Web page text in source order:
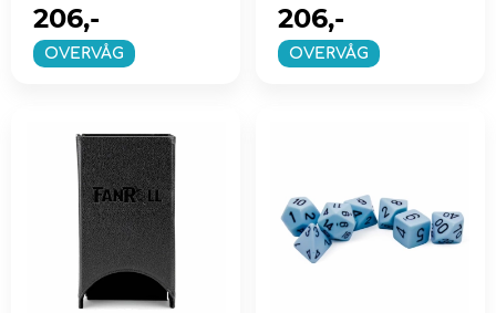
OVERVÅG
206,-
OVERVÅG
206,-